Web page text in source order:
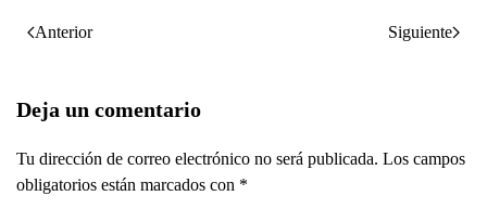
Anterior Siguiente
Deja un comentario
Tu dirección de correo electrónico no será publicada. Los campos
obligatorios están marcados con *